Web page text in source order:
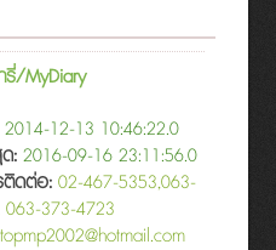
/MyDiary
2014-12-13 10:46:22.0
: 2016-09-16 23:11:56.0
ติดต่อ: 02-467-5353,063-
373-4723
topmp2002@hotmail.com